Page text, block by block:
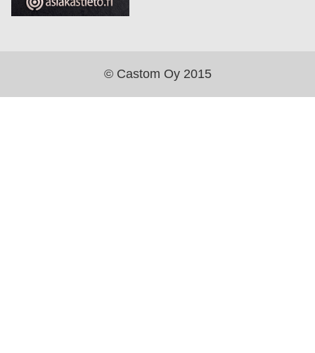
© Castom Oy 2015